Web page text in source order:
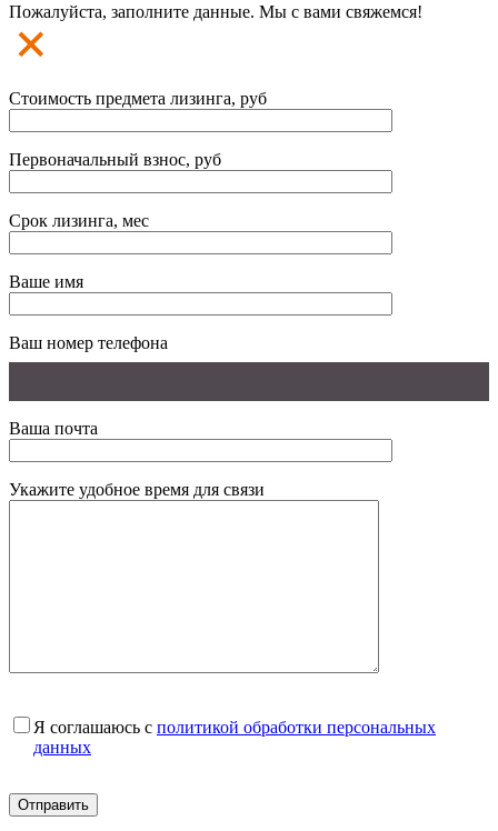
Пожалуйста, заполните данные. Мы с вами свяжемся!
Стоимость предмета лизинга, руб
Первоначальный взнос, руб
Срок лизинга, мес
Ваше имя
Ваш номер телефона
Ваша почта
Укажите удобное время для связи
Я соглашаюсь с политикой обработки персональных
данных